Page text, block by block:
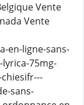
Vente
Vente
en-ligne-sans-
75mg-
sans-